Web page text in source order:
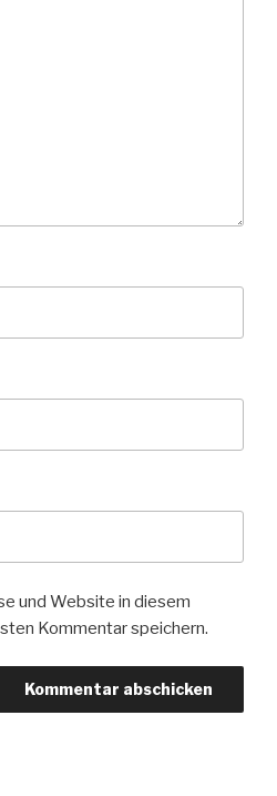
und Website in diesem
Kommentar speichern.